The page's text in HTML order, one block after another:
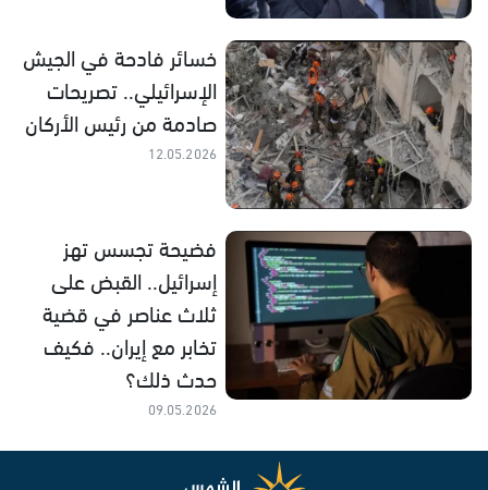
خسائر فادحة في الجيش
الإسرائيلي.. تصريحات
صادمة من رئيس الأركان
12.05.2026
فضيحة تجسس تهز
إسرائيل.. القبض على
ثلاث عناصر في قضية
تخابر مع إيران.. فكيف
حدث ذلك؟
09.05.2026